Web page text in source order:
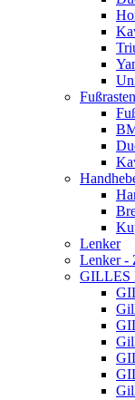
Lenker
Lenker -
GILLES